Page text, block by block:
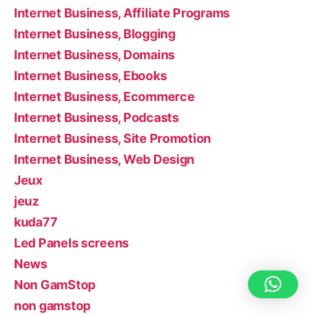
Internet Business, Affiliate Programs
Internet Business, Blogging
Internet Business, Domains
Internet Business, Ebooks
Internet Business, Ecommerce
Internet Business, Podcasts
Internet Business, Site Promotion
Internet Business, Web Design
Jeux
jeuz
kuda77
Led Panels screens
News
Non GamStop
non gamstop